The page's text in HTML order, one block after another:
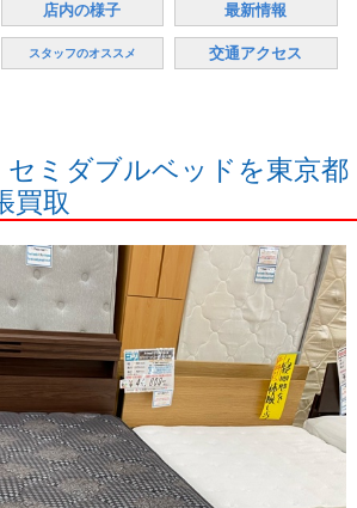
店内の様子 最新情報
スタッフのオススメ 交通アクセス
セミダブルベッドを東京都
買取